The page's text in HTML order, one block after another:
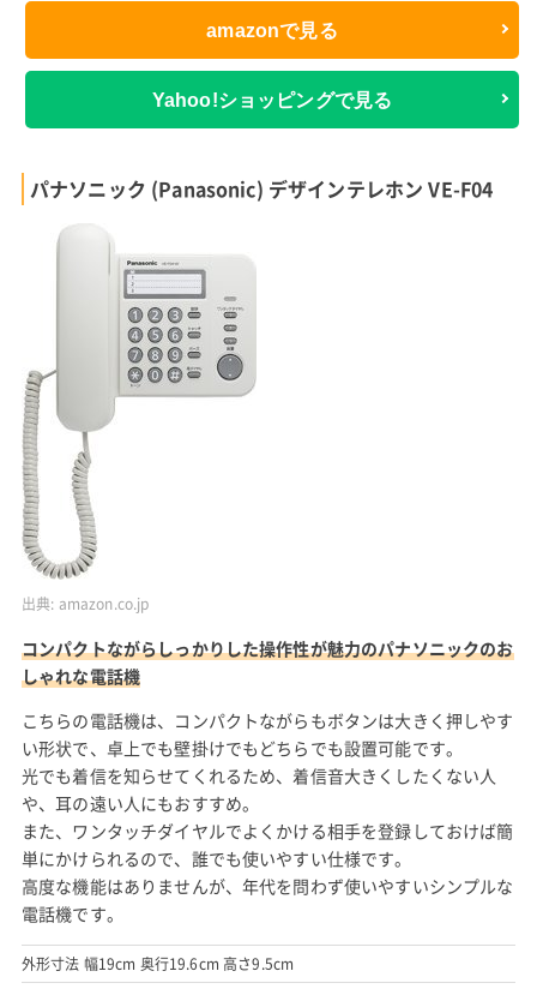
amazonで見る
Yahoo!ショッピングで見る
パナソニック (Panasonic) デザインテレホン VE-F04
出典: amazon.co.jp
コンパクトながらしっかりした操作性が魅力のパナソニックのお
しゃれな電話機
こちらの電話機は、コンパクトながらもボタンは大きく押しやす
い形状で、卓上でも壁掛けでもどちらでも設置可能です。
光でも着信を知らせてくれるため、着信音大きくしたくない人
や、耳の遠い人にもおすすめ。
また、ワンタッチダイヤルでよくかける相手を登録しておけば簡
単にかけられるので、誰でも使いやすい仕様です。
高度な機能はありませんが、年代を問わず使いやすいシンプルな
電話機です。
外形寸法 幅19cm 奥行19.6cm 高さ9.5cm